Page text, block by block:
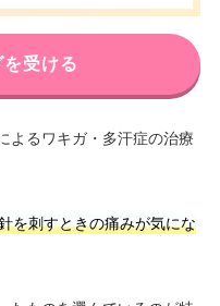
受ける
よるワキガ・多汗症の治療
を刺すときの痛みが気にな